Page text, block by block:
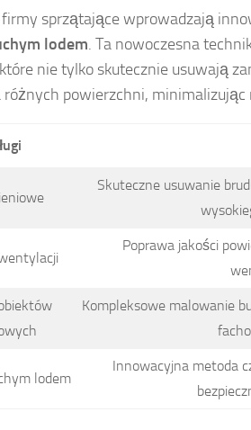
firmy sprzątające wprowadzają
lodem. Ta nowoczesna
nie tylko skutecznie usuwają
różnych powierzchni, minimalizując
Skuteczne usuwanie
Poprawa jakości
Kompleksowe malowanie
lodem
Innowacyjna metoda